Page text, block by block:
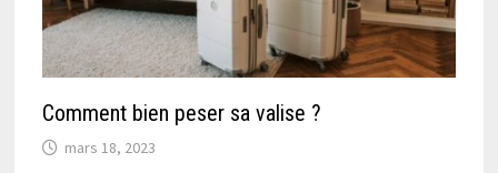
Comment bien peser sa valise ?
mars 18, 2023